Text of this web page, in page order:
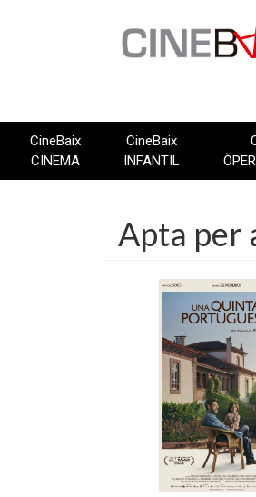
CineBaix
CINEMA
CineBaix
INFANTIL
Apta per